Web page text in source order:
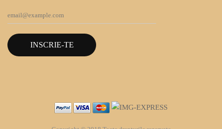
INSCRIE-TE